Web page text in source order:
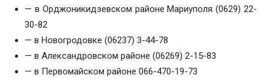
— в Орджоникидзевском районе Мариуполя (0629) 22-
30-82
— в Новогродовке (06237) 3-44-78
— в Александровском районе (06269) 2-15-83
— в Первомайском районе 066-470-19-73